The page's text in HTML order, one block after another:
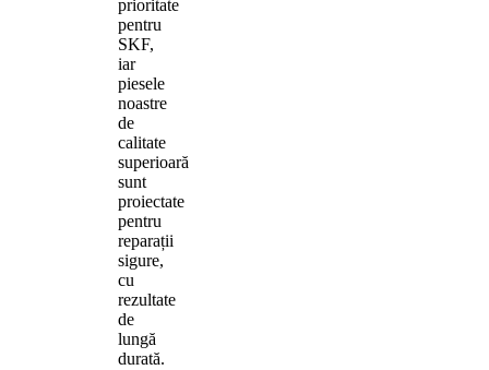
prioritate
pentru
SKF,
iar
piesele
noastre
de
calitate
superioară
sunt
proiectate
pentru
reparații
sigure,
cu
rezultate
de
lungă
durată.